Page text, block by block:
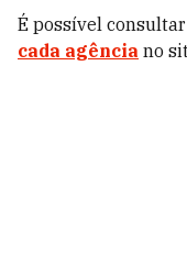
É possível
cada agência no